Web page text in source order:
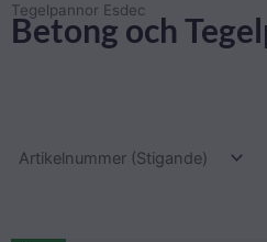
Tegelpannor Esdec
Betong och